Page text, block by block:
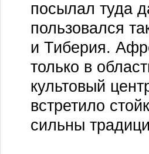
посылал туда
пользовался
и Тиберия.
только в
культовый
встретило
сильны